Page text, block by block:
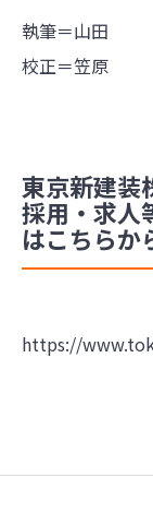
執筆＝山田
校正＝笠原
東京新建装
採用・求人
はこちらか
https://